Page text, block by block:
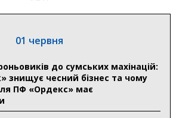
погодили 115 компенсацій на
майже на 6,6 млн грн
01 червня
до сумських махінацій:
знищує чесний бізнес та чому
ПФ «Ордекс» має